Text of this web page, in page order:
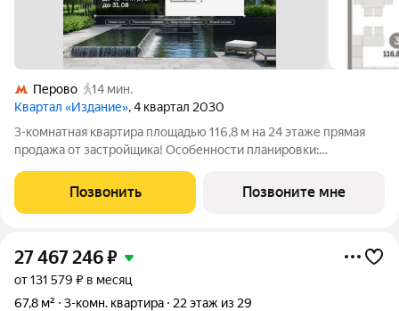
Перово
14 мин.
Квартал «Издание», 4 квартал 2030
3-комнатная квартира площадью 116,8 м на 24 этаже прямая
продажа от застройщика! Особенности планировки:
юго-востоке Москвы, рядом с транспортно-пересадочным
узлом «Нижегородская». Брусника
Позвонить Позвоните мне
27 467 246₽
от 131 579 ₽ в месяц
67,8 м²
3-комн. квартира 22 этаж из 29